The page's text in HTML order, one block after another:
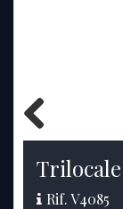
Previous
Rif. V4085